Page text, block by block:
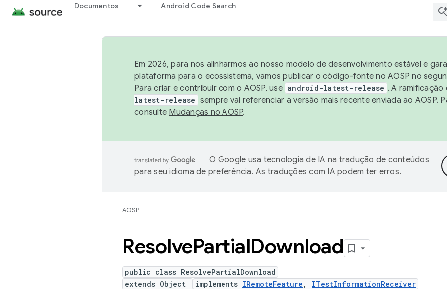
Documentos Android Code Search
Em 2026, para nos alinharmos ao nosso modelo de desenvolvimento estável e
plataforma para o ecossistema, vamos publicar o código-fonte no AOSP no
Para criar e contribuir com o AOSP, use android-latest-release . A
latest-release sempre vai referenciar a versão mais recente enviada ao AOSP.
consulte Mudanças no AOSP.
O Google usa tecnologia de IA na tradução de conteúdos
para seu idioma de preferência. As traduções com IA podem ter erros.
AOSP
ResolvePartialDownload
public class ResolvePartialDownload
extends Object
implements IRemoteFeature , ITestInformationReceiver